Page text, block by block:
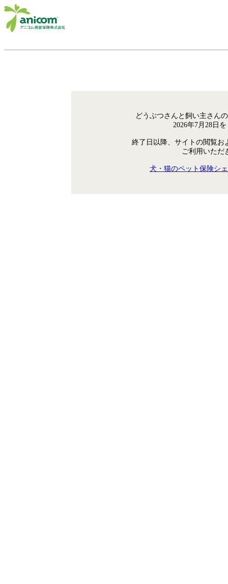
どうぶつさんと飼い主さん
2026年7月28日
終了日以降、サイトの閲覧お
ご利用いただ
犬・猫のペット保険シ